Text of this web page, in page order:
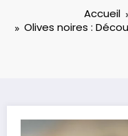
Accueil
Olives noires :